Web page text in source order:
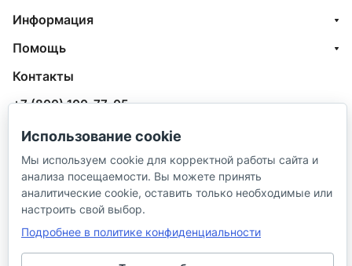
Информация
Помощь
Контакты
+7 (800) 100-77-05
info@aquatehnik.com
г. Краснодар (Центр),
ул. Чкалова, 167
Использование cookie
Мы используем cookie для корректной работы сайта и
анализа посещаемости. Вы можете принять
аналитические cookie, оставить только необходимые или
настроить свой выбор.
Подробнее в политике конфиденциальности